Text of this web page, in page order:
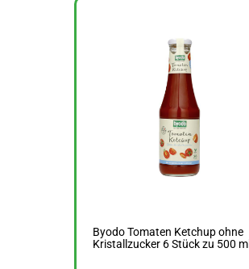
Byodo Tomaten Ketchup ohne
Kristallzucker 6 Stück zu 500 ml